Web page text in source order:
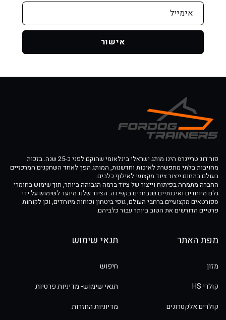
אימייל
אישור
פור דוג טריינרס הינו מותג ישראלי בינלאומי שהוקם לפני כ-25 שנה. בזכות
מחויבות בלתי מתפשרת לאיכות וחדשנות, המותג הפך לאחד השחקנים המרכזיים
בעולם בתחום ייצור ציוד מקצועי לאילוף כלבים.
החברה מתמחה בפיתוח וייצור של ציוד ברמה הגבוהה ביותר, תוך שימוש בחומרי
גלם מיוחדים ואיכותיים שנבחרים בקפידה. הציוד שלנו מיועד לשימוש על ידי
ספורטאים מקצועיים ברחבי העולם, גופי ביטחון וכוחות מיוחדים, וכן לקוחות
פרטיים הדורשים את הטוב ביותר עבור כלביהם.
מפת האתר
מזון
קולרי HS
קולרים אלקטרונים
תנאי שימוש
חיפוש
תנאי שימוש- מדיניות פרטיות
מדיוניות החזרות